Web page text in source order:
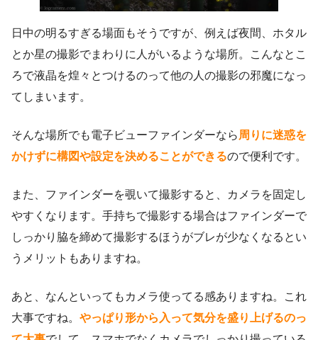
日中の明るすぎる場面もそうですが、例えば夜間、ホタル
とか星の撮影でまわりに人がいるような場所。こんなとこ
ろで液晶を煌々とつけるのって他の人の撮影の邪魔になっ
てしまいます。
そんな場所でも電子ビューファインダーなら 周りに迷惑を
かけずに構図や設定を決めることができるので便利です。
また、ファインダーを覗いて撮影すると、カメラを固定し
やすくなります。手持ちで撮影する場合はファインダーで
しっかり脇を締めて撮影するほうがブレが少なくなるとい
うメリットもありますね。
あと、なんといってもカメラ使ってる感ありますね。これ
大事ですね。 やっぱり形から入って気分を盛り上げるのっ